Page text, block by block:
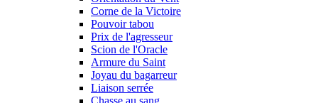
Corne de la Victoire
Pouvoir tabou
Prix de l'agresseur
Scion de l'Oracle
Armure du Saint
Joyau du bagarreur
Liaison serrée